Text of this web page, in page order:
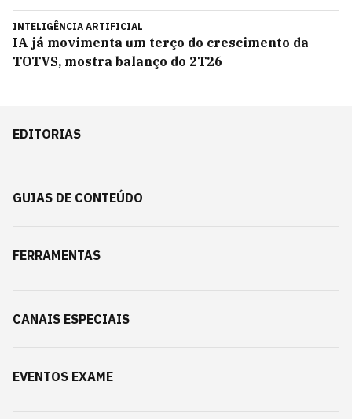
INTELIGÊNCIA ARTIFICIAL
IA já movimenta um terço do crescimento da
TOTVS, mostra balanço do 2T26
EDITORIAS
GUIAS DE CONTEÚDO
FERRAMENTAS
CANAIS ESPECIAIS
EVENTOS EXAME